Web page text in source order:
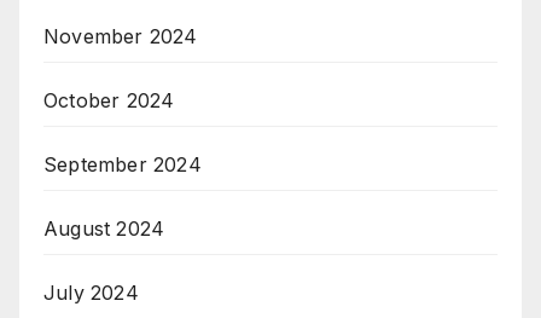
November 2024
October 2024
September 2024
August 2024
July 2024